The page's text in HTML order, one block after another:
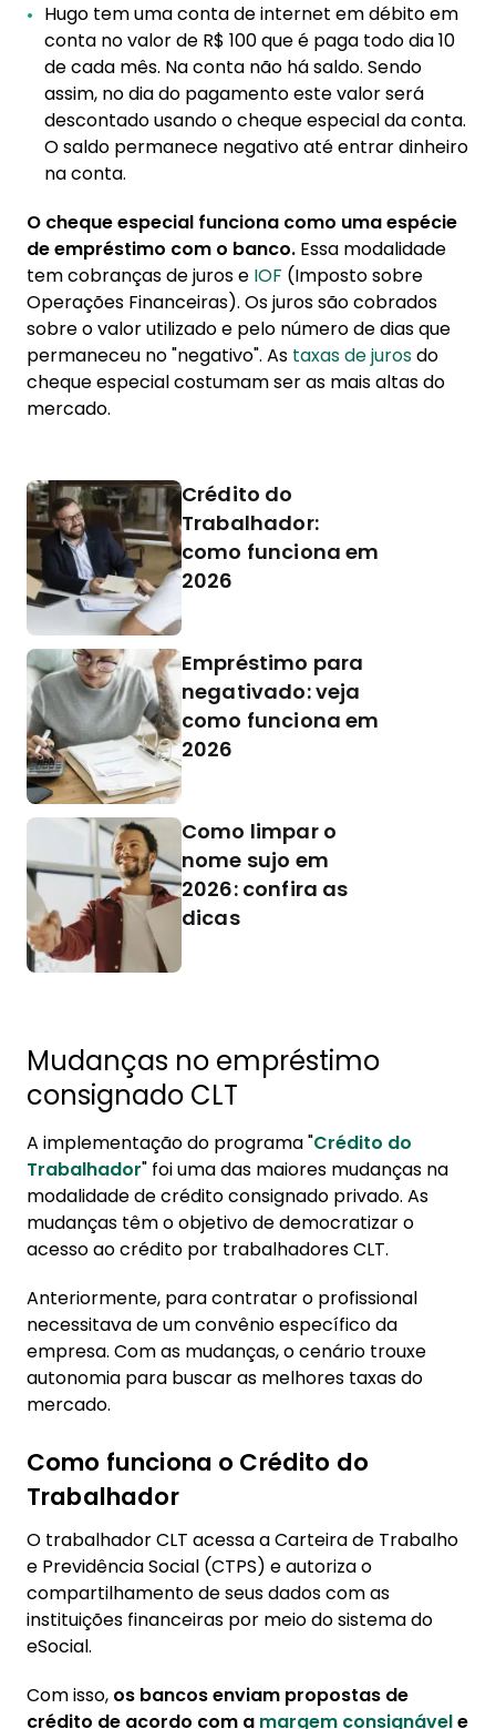
Hugo tem uma conta de internet em débito em
conta no valor de R$ 100 que é paga todo dia 10
de cada mês. Na conta não há saldo. Sendo
assim, no dia do pagamento este valor será
descontado usando o cheque especial da conta.
O saldo permanece negativo até entrar dinheiro
na conta.
O cheque especial funciona como uma espécie
de empréstimo com o banco. Essa modalidade
tem cobranças de juros e IOF (Imposto sobre
Operações Financeiras). Os juros são cobrados
sobre o valor utilizado e pelo número de dias que
permaneceu no "negativo". As taxas de jurosdo
cheque especial costumam ser as mais altas do
mercado.
Crédito do
Trabalhador:
como funciona em
2026
Empréstimo para
negativado: veja
como funciona em
2026
Como limpar o
nome sujo em
2026: confira as
dicas
Mudanças no empréstimo
consignado CLT
A implementação do programa "Crédito do
Trabalhador" foi uma das maiores mudanças na
modalidade de crédito consignado privado. As
mudanças têm o objetivo de democratizar o
acesso ao crédito por trabalhadores CLT.
Anteriormente, para contratar o profissional
necessitava de um convênio específico da
empresa. Com as mudanças, o cenário trouxe
autonomia para buscar as melhores taxas do
mercado.
Como funciona o Crédito do
Trabalhador
O trabalhador CLT acessa a Carteira de Trabalho
e Previdência Social (CTPS) e autoriza o
compartilhamento de seus dados com as
instituições financeiras por meio do sistema do
eSocial.
Com isso, os bancos enviam propostas de
crédito de acordo com a margem consignávele